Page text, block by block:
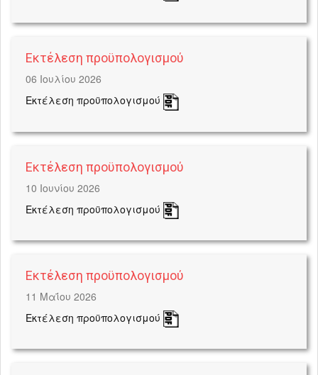
Εκτέλεση προϋπολογισμού
06 Ιουλίου 2026
Εκτέλεση προϋπολογισμού
Εκτέλεση προϋπολογισμού
10 Ιουνίου 2026
Εκτέλεση προϋπολογισμού
Εκτέλεση προϋπολογισμού
11 Μαΐου 2026
Εκτέλεση προϋπολογισμού